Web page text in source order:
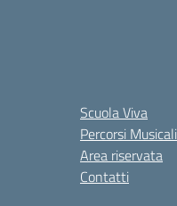
Scuola Viva
Percorsi Musicali
Area riservata
Contatti